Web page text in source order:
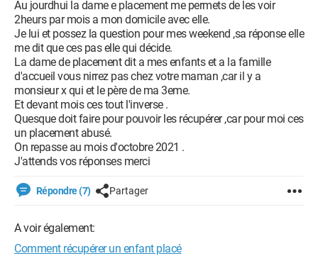
Au jourdhui la dame e placement me permets de les voir
2heurs par mois a mon domicile avec elle.
Je lui et possez la question pour mes weekend ,sa réponse elle
me dit que ces pas elle qui décide.
La dame de placement dit a mes enfants et a la famille
d'accueil vous nirrez pas chez votre maman ,car il y a
monsieur x qui et le père de ma 3eme.
Et devant mois ces tout l'inverse .
Quesque doit faire pour pouvoir les récupérer ,car pour moi ces
un placement abusé.
On repasse au mois d'octobre 2021 .
J'attends vos réponses merci
Répondre (7) Partager
A voir également:
Comment récupérer un enfant placé